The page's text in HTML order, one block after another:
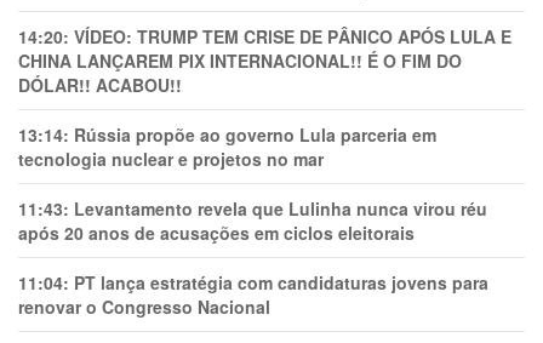
14:20: VÍDEO: TRUMP TEM CRlSE DE PÂNlCO APÓS LULA E
CHINA LANÇAREM PIX INTERNACIONAL!! É O FIM DO
DÓLAR!! ACABOU!!
13:14: Rússia propõe ao governo Lula parceria em
tecnologia nuclear e projetos no mar
11:43: Levantamento revela que Lulinha nunca virou réu
após 20 anos de acusações em ciclos eleitorais
11:04: PT lança estratégia com candidaturas jovens para
renovar o Congresso Nacional